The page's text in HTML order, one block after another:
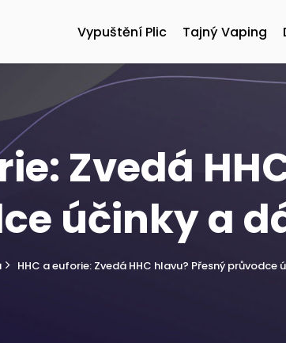
Vypuštění Plic Tajný Vaping
Zvedá
účinky a
HHC a euforie: Zvedá HHC hlavu? Přesný